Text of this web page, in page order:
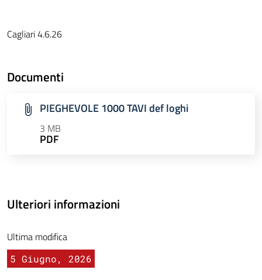
Cagliari 4.6.26
Documenti
PIEGHEVOLE 1000 TAVI def loghi
3 MB
PDF
Ulteriori informazioni
Ultima modifica
5 Giugno, 2026